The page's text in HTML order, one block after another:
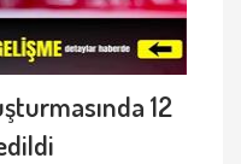
12